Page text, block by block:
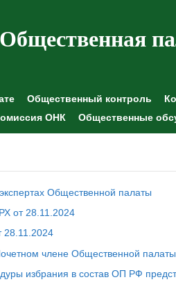
Общественная
Общественный контроль
ОНК Общественные
Общественной палаты
от 28.11.2024
28.11.2024
члене Общественной палаты
избрания в состав ОП РФ